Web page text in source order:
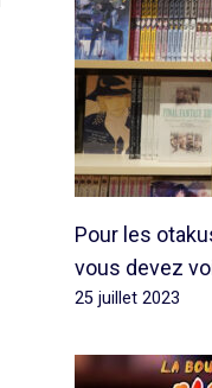
Pour les
vous devez
25 juillet 2023